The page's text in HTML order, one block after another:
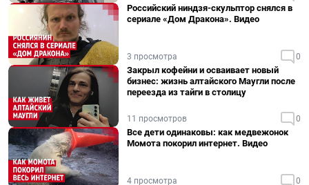
Российский ниндзя-скульптор снялся в
сериале «Дом Дракона». Видео
3 просмотра 0
Закрыл кофейни и осваивает новый
бизнес: жизнь алтайского Маугли после
переезда из тайги в столицу
11 просмотров 0
Все дети одинаковы: как медвежонок
Момота покорил интернет. Видео
4 просмотра 0